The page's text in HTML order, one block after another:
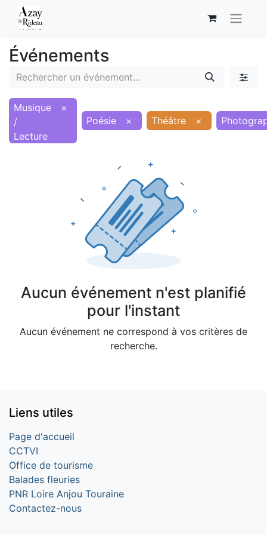
Événements
Musique
/
Lecture
×
Poésie
× Théâtre ×
Aucun événement n'est planifié
pour l'instant
Aucun événement ne correspond à vos critères de
recherche.
Liens utiles
Page d'accueil
CCTVI
Office de tourisme
Balades fleuries
PNR Loire Anjou Touraine
Contactez-nous